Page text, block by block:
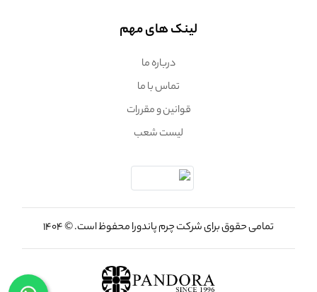
لینک های مهم
درباره ما
تماس با ما
قوانین و مقررات
لیست شعب
تمامی حقوق برای شرکت چرم پاندورا محفوظ است. © 1404